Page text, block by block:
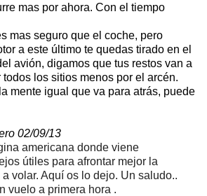
mas por ahora. Con el tiempo
mas seguro que el coche, pero
a este último te quedas tirado en el
avión, digamos que tus restos van a
los sitios menos por el arcén.
mente igual que va para atrás, puede
02/09/13
americana donde viene
útiles para afrontar mejor la
volar. Aquí os lo dejo. Un saludo..
vuelo a primera hora .